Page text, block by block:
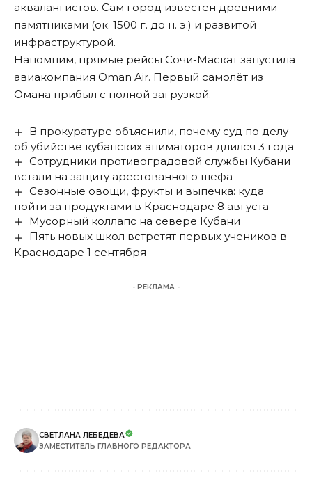
аквалангистов. Сам город известен древними
памятниками (ок. 1500 г. до н. э.) и развитой
инфраструктурой.
Напомним, прямые рейсы Сочи-Маскат запустила
авиакомпания Oman Air. Первый самолёт из
Омана прибыл с полной загрузкой.
В прокуратуре объяснили, почему суд по делу
об убийстве кубанских аниматоров длился 3 года
Сотрудники противоградовой службы Кубани
встали на защиту арестованного шефа
Сезонные овощи, фрукты и выпечка: куда
пойти за продуктами в Краснодаре 8 августа
Мусорный коллапс на севере Кубани
Пять новых школ встретят первых учеников в
Краснодаре 1 сентября
- РЕКЛАМА -
СВЕТЛАНА ЛЕБЕДЕВА
ЗАМЕСТИТЕЛЬ ГЛАВНОГО РЕДАКТОРА